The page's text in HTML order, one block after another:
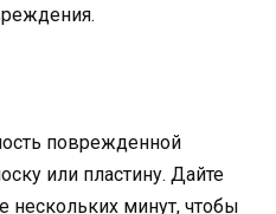
поврежденной
или пластину. Дайте
нескольких минут, чтобы